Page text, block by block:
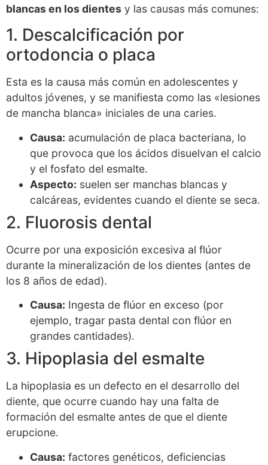
blancas en los dientes y las causas más comunes:
1. Descalcificación por
ortodoncia o placa
Esta es la causa más común en adolescentes y
adultos jóvenes, y se manifiesta como las «lesiones
de mancha blanca» iniciales de una caries.
Causa: acumulación de placa bacteriana, lo
que provoca que los ácidos disuelvan el calcio
y el fosfato del esmalte.
Aspecto: suelen ser manchas blancas y
calcáreas, evidentes cuando el diente se seca.
2. Fluorosis dental
Ocurre por una exposición excesiva al flúor
durante la mineralización de los dientes (antes de
los 8 años de edad).
Causa: Ingesta de flúor en exceso (por
ejemplo, tragar pasta dental con flúor en
grandes cantidades).
3. Hipoplasia del esmalte
La hipoplasia es un defecto en el desarrollo del
diente, que ocurre cuando hay una falta de
formación del esmalte antes de que el diente
erupcione.
Causa: factores genéticos, deficiencias